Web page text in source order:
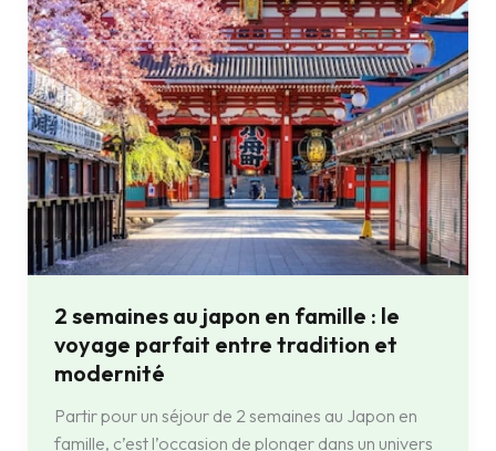
2 semaines au japon en famille : le
voyage parfait entre tradition et
modernité
Partir pour un séjour de 2 semaines au Japon en
famille, c’est l’occasion de plonger dans un univers
:
le
voyage
parfait
entre
tradition
et
modernité